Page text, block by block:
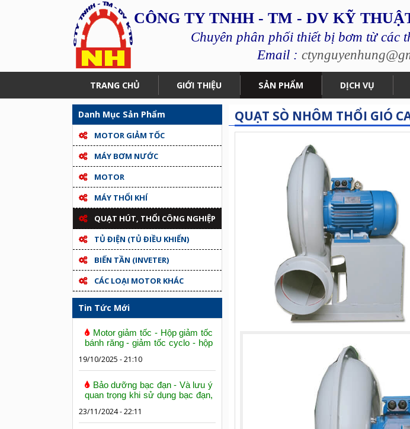
CÔNG TY TNHH - TM - DV KỸ
Chuyên phân phối thiết bị bơm từ các
Email :
TRANG CHỦ GIỚI THIỆU SẢN PHẨM DỊCH VỤ
Danh Mục Sản Phẩm
MOTOR GIẢM TỐC
MÁY BƠM NƯỚC
MOTOR
MÁY THỔI KHÍ
QUẠT HÚT, THỔI CÔNG NGHIỆP
TỦ ĐIỆN (TỦ ĐIỀU KHIỂN)
BIẾN TẦN (INVETER)
CÁC LOẠI MOTOR KHÁC
Tin Tức Mới
Motor giảm tốc - Hộp giảm tốc
bánh răng - giảm tốc cyclo - hộp
19/10/2025 - 21:10
Bảo dưỡng bạc đạn - Và lưu ý
quan trọng khi sử dụng bạc đạn,
23/11/2024 - 22:11
QUẠT SÒ NHÔM THỔI GIÓ